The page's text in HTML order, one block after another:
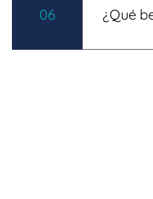
06 ¿Qué
En